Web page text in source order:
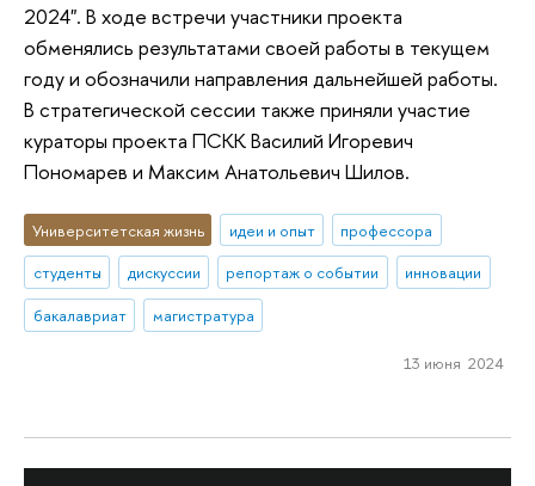
2024". В ходе встречи участники проекта
обменялись результатами своей работы в текущем
году и обозначили направления дальнейшей работы.
В стратегической сессии также приняли участие
кураторы проекта ПСКК Василий Игоревич
Пономарев и Максим Анатольевич Шилов.
Университетская жизнь идеи и опыт
профессора
студенты
дискуссии репортаж о событии
инновации
бакалавриат
магистратура
13 июня 2024